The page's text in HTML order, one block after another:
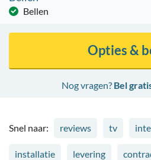
Bellen
Nog vragen? Bel
Opties &
Snel naar: reviews tv
installatie levering